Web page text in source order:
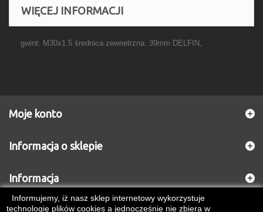
WIĘCEJ INFORMACJI
gwint: M30x1.5 średnica zewnetrzna: 39mm DELFIN,
Moje konto
Informacja o sklepie
Informacja
Informujemy, iż nasz sklep internetowy wykorzystuje
technologię plików cookies a jednocześnie nie zbiera w